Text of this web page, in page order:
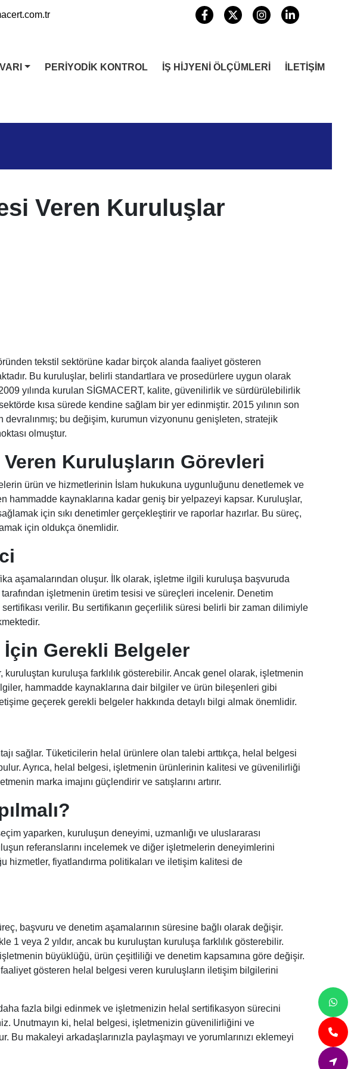
PERİYODİK KONTROL İŞ HİJYENİ ÖLÇÜMLERİ İLETİŞİM
Veren Kuruluşlar
tekstil sektörüne kadar birçok alanda faaliyet gösteren
Bu kuruluşlar, belirli standartlara ve prosedürlere uygun olarak
yılında kurulan SİGMACERT, kalite, güvenilirlik ve sürdürülebilirlik
kısa sürede kendine sağlam bir yer edinmiştir. 2015 yılının son
bu değişim, kurumun vizyonunu genişleten, stratejik
olmuştur.
Kuruluşların Görevleri
ürün ve hizmetlerinin İslam hukukuna uygunluğunu denetlemek ve
hammadde kaynaklarına kadar geniş bir yelpazeyi kapsar. Kuruluşlar,
için sıkı denetimler gerçekleştirir ve raporlar hazırlar. Bu süreç,
için oldukça önemlidir.
aşamalarından oluşur. İlk olarak, işletme ilgili kuruluşa başvuruda
işletmenin üretim tesisi ve süreçleri incelenir. Denetim
verilir. Bu sertifikanın geçerlilik süresi belirli bir zaman dilimiyle
Gerekli Belgeler
kuruluşa farklılık gösterebilir. Ancak genel olarak, işletmenin
hammadde kaynaklarına dair bilgiler ve ürün bileşenleri gibi
geçerek gerekli belgeler hakkında detaylı bilgi almak önemlidir.
sağlar. Tüketicilerin helal ürünlere olan talebi arttıkça, helal belgesi
Ayrıca, helal belgesi, işletmenin ürünlerinin kalitesi ve güvenilirliği
marka imajını güçlendirir ve satışlarını artırır.
yaparken, kuruluşun deneyimi, uzmanlığı ve uluslararası
referanslarını incelemek ve diğer işletmelerin deneyimlerini
hizmetler, fiyatlandırma politikaları ve iletişim kalitesi de
başvuru ve denetim aşamalarının süresine bağlı olarak değişir.
veya 2 yıldır, ancak bu kuruluştan kuruluşa farklılık gösterebilir.
büyüklüğü, ürün çeşitliliği ve denetim kapsamına göre değişir.
gösteren helal belgesi veren kuruluşların iletişim bilgilerini
fazla bilgi edinmek ve işletmenizin helal sertifikasyon sürecini
Unutmayın ki, helal belgesi, işletmenizin güvenilirliğini ve
makaleyi arkadaşlarınızla paylaşmayı ve yorumlarınızı eklemeyi